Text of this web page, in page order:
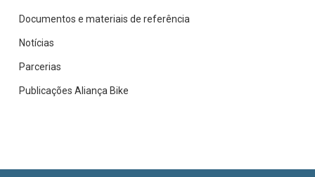
Documentos e materiais de referência
Notícias
Parcerias
Publicações Aliança Bike